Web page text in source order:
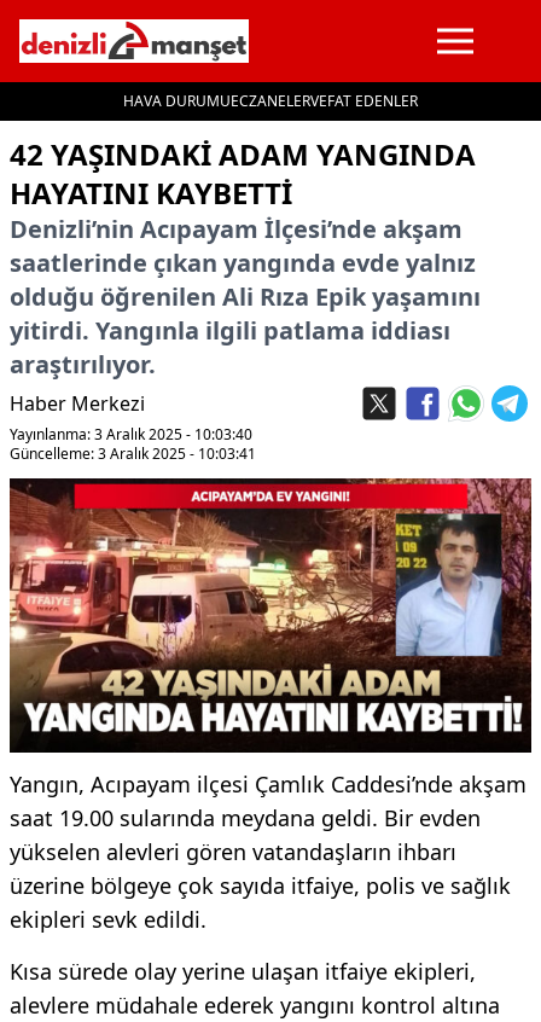
HAVA DURUMUECZANELERVEFAT EDENLER
42 YAŞINDAKI ADAM YANGINDA
HAYATINI KAYBETTI
Denizli’nin Acıpayam İlçesi’nde akşam
saatlerinde çıkan yangında evde yalnız
olduğu öğrenilen Ali Rıza Epik yaşamını
yitirdi. Yangınla ilgili patlama iddiası
araştırılıyor.
Haber Merkezi
Yayınlanma: 3 Aralık 2025 - 10:03:40
Güncelleme: 3 Aralık 2025 - 10:03:41
Yangın, Acıpayam ilçesi Çamlık Caddesi’nde akşam
saat 19.00 sularında meydana geldi. Bir evden
yükselen alevleri gören vatandaşların ihbarı
üzerine bölgeye çok sayıda itfaiye, polis ve sağlık
ekipleri sevk edildi.
Kısa sürede olay yerine ulaşan itfaiye ekipleri,
alevlere müdahale ederek yangını kontrol altına